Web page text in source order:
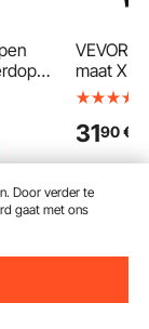
voor
2
VEVOR
maat XL,
zak voor
winter,
3190€
Door verder te
gaat met ons